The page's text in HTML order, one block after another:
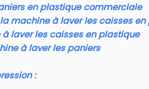
en plastique commerciale
machine à laver les caisses
laver les caisses en plastique
à laver les paniers
: